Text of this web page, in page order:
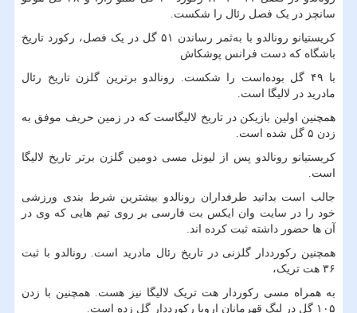
سانچز در یک فصل رئال را شکست.
کریستیانو رونالدو با به‌ثمر رساندن ۵۱ گل در یک فصل، رکورد تاریخ
باشگاه که دست فرانس پوشکاش
با ۴۹ گل بوده‌است را شکست. رونالدو برترین گلزن تاریخ رئال
مادرید در لالیگا است.
همچنین اولین بازیکن در تاریخ لالیگاست که در زمین حریف موفق به
زدن ۵ گل شده است.
کریستیانو رونالدو پس از لیونل مسی دومین گلزن برتر تاریخ لالیگا
است.
جالب است بدانید طرفداران رونالدو بیشترین شرط بندی ورزشی
خود را در سایت وان ایکس بت فارسی بر روی تیم هایی که وی در
آن ها حضور داشته ثبت کرده اند.
همچنین رکورددار گلزنی در تاریخ رئال مادرید است. رونالدو با ثبت
۳۶ هت تریک،
به همراه مسی رکوردار هت تریک لالیگا نیز هست. همچنین با زدن
۱۰۵ گل در لیگ قهرمانان اروپا رکورددار گل زده است.